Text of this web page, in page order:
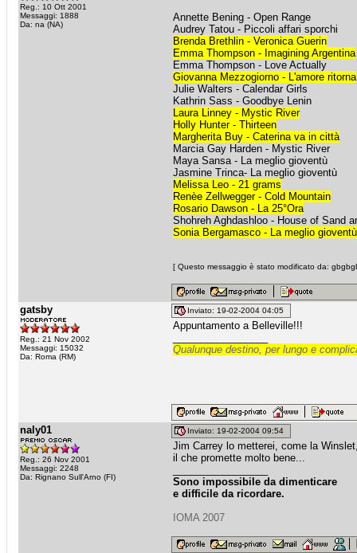
Reg.: 10 Ott 2001
Messaggi: 1888
Da: na (NA)
Annette Bening - Open Range
Audrey Tatou - Piccoli affari sporchi
Brenda Brethlin - Veronica Guerin
Emma Thompson - Imagining Argentina
Emma Thompson - Love Actually
Giovanna Mezzogiorno - L'amore ritorna
Julie Walters - Calendar Girls
Kathrin Sass - Goodbye Lenin
Laura Linney - Mystic River
Holly Hunter - Thirteen
Margherita Buy - Caterina va in città
Marcia Gay Harden - Mystic River
Maya Sansa - La meglio gioventù
Jasmine Trinca- La meglio gioventù
Melissa Leo - 21 grams
Renèe Zellwegger - Cold Mountain
Rosario Dawson - La 25°Ora
Shohreh Aghdashloo - House of Sand
Sonia Bergamasco - La meglio gioventù
[ Questo messaggio è stato modificato da:
gatsby
Reg.: 21 Nov 2002
Messaggi: 15032
Da: Roma (RM)
Inviato: 19-02-2004 04:05
Appuntamento a Belleville!!!
Qualunque destino, per lungo e
naly01
Reg.: 26 Nov 2001
Messaggi: 2248
Da: Rignano Sull'Arno (FI)
Inviato: 19-02-2004 09:54
Jim Carrey lo metterei, come la
il che promette molto bene...
Sono impossibile da dimenticare
e difficile da ricordare.
IOMA 2007